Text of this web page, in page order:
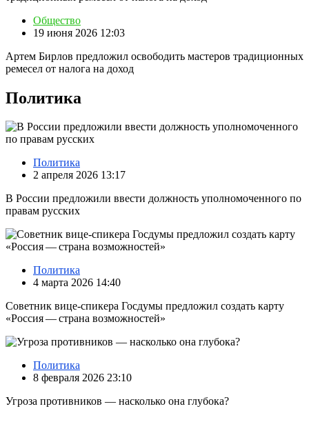
Общество
19 июня 2026 12:03
Артем Бирлов предложил освободить мастеров традиционных
ремесел от налога на доход
Политика
Политика
2 апреля 2026 13:17
В России предложили ввести должность уполномоченного по
правам русских
Политика
4 марта 2026 14:40
Советник вице-спикера Госдумы предложил создать карту
«Россия — страна возможностей»
Политика
8 февраля 2026 23:10
Угроза противников — насколько она глубока?